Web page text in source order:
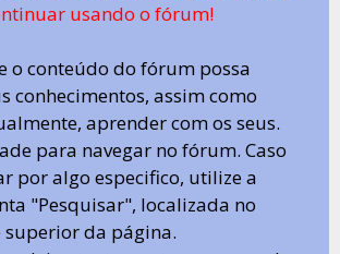
usando o fórum!
o conteúdo do fórum possa
conhecimentos, assim como
aprender com os seus.
para navegar no fórum. Caso
por algo especifico, utilize a
"Pesquisar", localizada no
da página.